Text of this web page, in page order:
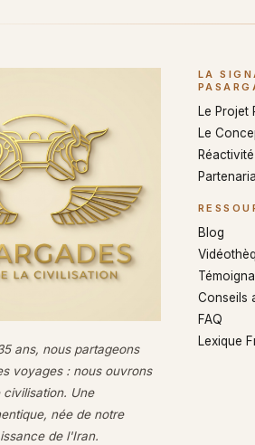
ans, nous partageons
voyages : nous ouvrons
Une
née de notre
de l'Iran.
LA
Le Projet
Le
Blog
Conseils
FAQ
Lexique